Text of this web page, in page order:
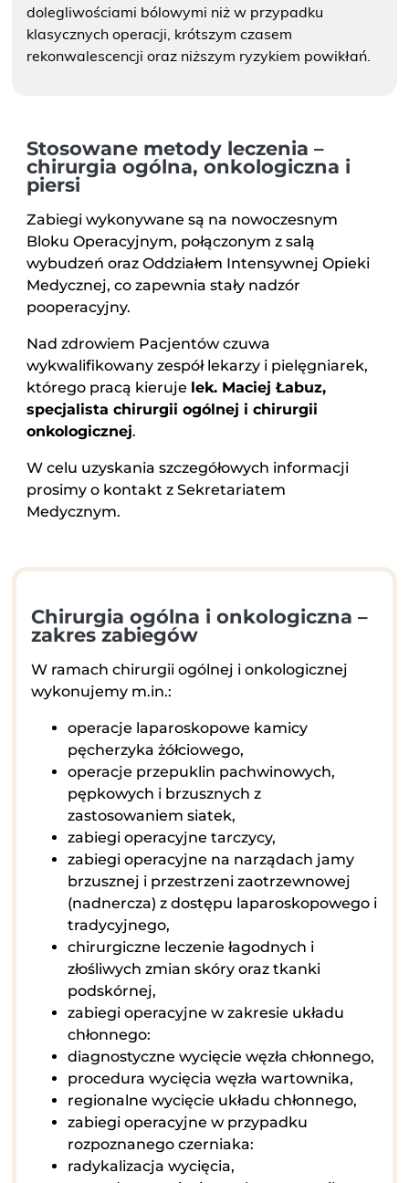
dolegliwościami bólowymi niż w przypadku
klasycznych operacji, krótszym czasem
rekonwalescencji oraz niższym ryzykiem powikłań.
Stosowane metody leczenia –
chirurgia ogólna, onkologiczna i
piersi
Zabiegi wykonywane są na nowoczesnym
Bloku Operacyjnym, połączonym z salą
wybudzeń oraz Oddziałem Intensywnej Opieki
Medycznej, co zapewnia stały nadzór
pooperacyjny.
Nad zdrowiem Pacjentów czuwa
wykwalifikowany zespół lekarzy i pielęgniarek,
którego pracą kieruje lek. Maciej Łabuz,
specjalista chirurgii ogólnej i chirurgii
onkologicznej.
W celu uzyskania szczegółowych informacji
prosimy o kontakt z Sekretariatem
Medycznym.
Chirurgia ogólna i onkologiczna –
zakres zabiegów
W ramach chirurgii ogólnej i onkologicznej
wykonujemy m.in.:
operacje laparoskopowe kamicy
pęcherzyka żółciowego,
operacje przepuklin pachwinowych,
pępkowych i brzusznych z
zastosowaniem siatek,
zabiegi operacyjne tarczycy,
zabiegi operacyjne na narządach jamy
brzusznej i przestrzeni zaotrzewnowej
(nadnercza) z dostępu laparoskopowego i
tradycyjnego,
chirurgiczne leczenie łagodnych i
złośliwych zmian skóry oraz tkanki
podskórnej,
zabiegi operacyjne w zakresie układu
chłonnego:
diagnostyczne wycięcie węzła chłonnego,
procedura wycięcia węzła wartownika,
regionalne wycięcie układu chłonnego,
zabiegi operacyjne w przypadku
rozpoznanego czerniaka:
radykalizacja wycięcia,